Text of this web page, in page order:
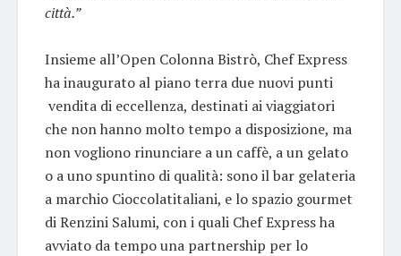
città.”
Insieme all’Open Colonna Bistrò, Chef Express
ha inaugurato al piano terra due nuovi punti
vendita di eccellenza, destinati ai viaggiatori
che non hanno molto tempo a disposizione, ma
non vogliono rinunciare a un caffè, a un gelato
o a uno spuntino di qualità: sono il bar gelateria
a marchio Cioccolatitaliani, e lo spazio gourmet
di Renzini Salumi, con i quali Chef Express ha
avviato da tempo una partnership per lo